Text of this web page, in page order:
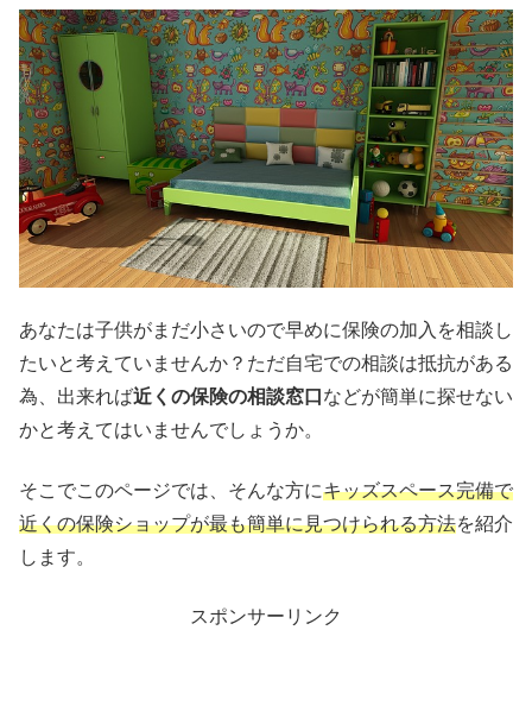
あなたは子供がまだ小さいので早めに保険の加入を相談し
たいと考えていませんか？ただ自宅での相談は抵抗がある
為、出来れば近くの保険の相談窓口 などが簡単に探せない
かと考えてはいませんでしょうか。
そこでこのページでは、そんな方にキッズスペース完備で
近くの保険ショップが最も簡単に見つけられる方法を紹介
します。
スポンサーリンク